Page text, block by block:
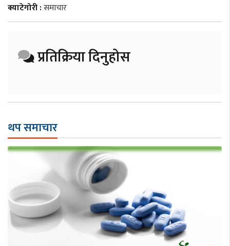
क्याटेगोरी :समाचार
प्रतिक्रिया दिनुहोस
थप समाचार